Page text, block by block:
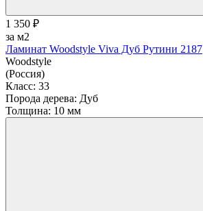
1 350 ₽
за м2
Ламинат Woodstyle Viva Дуб Рутини 2187
Woodstyle
(Россия)
Класс: 33
Порода дерева: Дуб
Толщина: 10 мм